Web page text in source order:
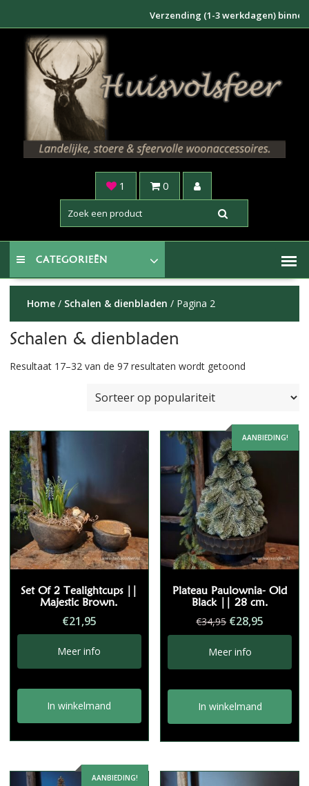
inhoud
Verzending (1-3 werkdagen) binnen NL
1 0
CATEGORIEËN
Home/ Schalen & dienbladen / Pagina 2
Schalen & dienbladen
Resultaat 17–32 van de 97 resultaten wordt getoondGesorteerd
populariteit
Set Of 2 Tealightcups ||
Majestic Brown.
€21,95
Meer info
In winkelmand
AANBIEDING!
Plateau Paulownia- Old
Black || 28 cm.
€34,95
prijs
was:
€34,95.
€28,95
prijs
€28,95.
Meer info
In winkelmand
AANBIEDING!